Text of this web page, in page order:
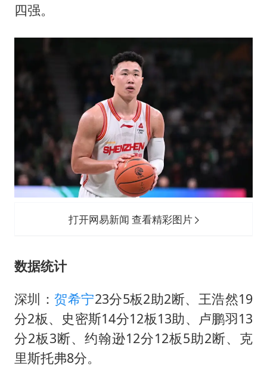
把党建设得更加坚强有力
奋进开新局 实干挑大梁
四强。
打开网易新闻 查看精彩图片
数据统计
深圳：贺希宁23分5板2助2断、王浩然19
分2板、史密斯14分12板13助、卢鹏羽13
分2板3断、 约翰逊12分12板5助2断、克
里斯托弗8分。